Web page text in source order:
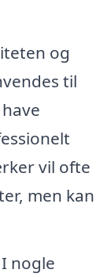
og
til
vil ofte
men kan
I nogle